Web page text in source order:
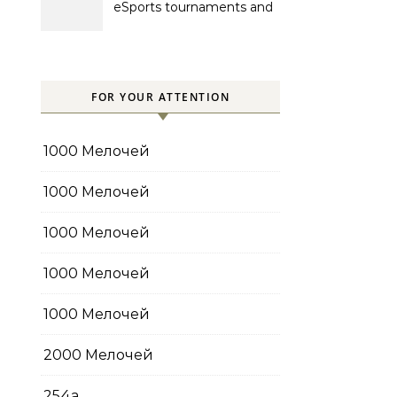
eSports tournaments and
FOR YOUR ATTENTION
1000 Мелочей
1000 Мелочей
1000 Мелочей
1000 Мелочей
1000 Мелочей
2000 Мелочей